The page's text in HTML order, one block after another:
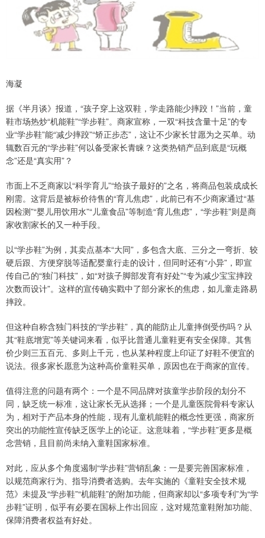
海凝
据《半月谈》报道，“孩子穿上这双鞋，学走路能少摔跤！”当前，童
鞋市场热炒“机能鞋”“学步鞋”。商家宣称，一双“科技含量十足”的专
业“学步鞋”能“减少摔跤”“矫正步态”，这让不少家长甘愿为之买单。动
辄数百元的“学步鞋”何以备受家长青睐？这类热销产品到底是“玩概
念”还是“真实用”？
市面上不乏商家以“科学育儿”“给孩子最好的”之名，将商品包装成成长
刚需。这背后是被标价待售的“育儿焦虑”，此前已有不少商家通过“基
因检测”“婴儿用饮用水”“儿童食品”等制造“育儿焦虑”，“学步鞋”则是商
家收割家长的又一种手段。
以“学步鞋”为例，其卖点基本“大同”，多包含大底、三分之一弯折、较
硬后跟、方便穿脱等适配婴童行走的设计，但同时还有“小异”，即宣
传自己的“独门科技”，如“对孩子脚部发育有好处”“专为减少宝宝摔跤
次数而设计”。这样的宣传确实戳中了部分家长的焦虑，如儿童走路易
摔跤。
但这种自称含独门科技的“学步鞋”，真的能防止儿童摔倒受伤吗？从
其“鞋底增宽”等关键词来看，似乎比普通儿童鞋更有安全保障。其售
价少则三五百元、多则上千元，也从某种程度上印证了好鞋不便宜的
说法。很多家长愿意为这种高价童鞋买单，原因也在于商家的宣传。
值得注意的问题有两个：一个是不同品牌对孩童学步阶段的划分不
同，缺乏统一标准，这让家长无从选择；一个是儿童医院骨科专家认
为，相对于产品本身的性能，现有儿童机能鞋的概念性更强，商家所
突出的功能性宣传缺乏医学上的论证。这意味着，“学步鞋”更多是概
念营销，且目前尚未纳入童鞋国家标准。
对此，应从多个角度遏制“学步鞋”营销乱象：一是要完善国家标准，
以规范商家行为、指导消费者选购。去年实施的《童鞋安全技术规
范》未提及“学步鞋”“机能鞋”的附加功能，但商家却以“多项专利”为“学
步鞋”证明，似乎有必要在国标上作出回应，这对规范童鞋附加功能、
保障消费者权益有好处。